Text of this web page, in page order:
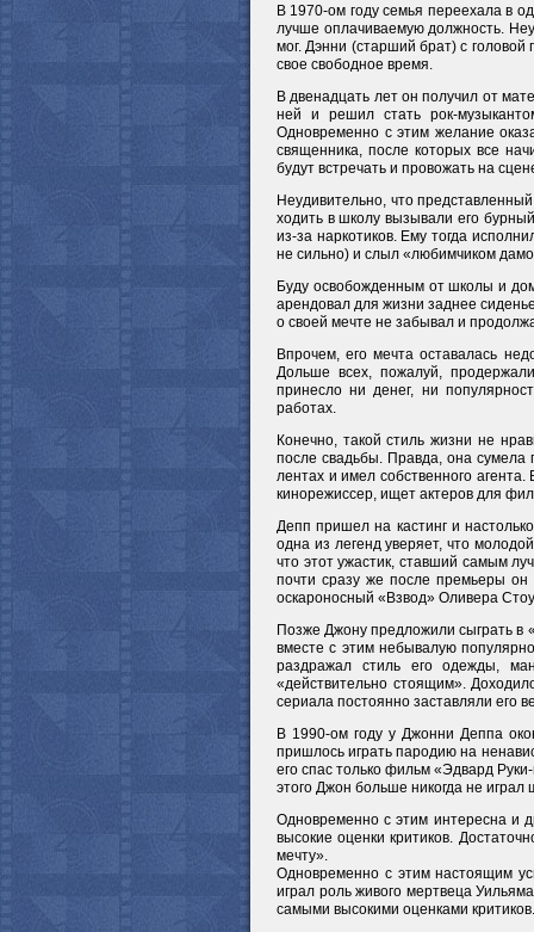
В 1970-ом году семья переехала в
лучше оплачиваемую должность.
мог. Дэнни (старший брат) с
свое свободное время.
В двенадцать лет он получил от
ней и решил стать рок-
Одновременно с этим желание
священника, после которых все
будут встречать и провожать на
Неудивительно, что
ходить в школу вызывали его
из-за наркотиков. Ему тогда
не сильно) и слыл «любимчиком
Буду освобожденным от школы и
арендовал для жизни заднее
о своей мечте не забывал и
Впрочем, его мечта оставалась
Дольше всех, пожалуй,
принесло ни денег, ни
работах.
Конечно, такой стиль жизни не
после свадьбы. Правда, она сумела
лентах и имел собственного
кинорежиссер, ищет актеров для
Депп пришел на кастинг и
одна из легенд уверяет, что
что этот ужастик, ставший самым
почти сразу же после премьеры
оскароносный «Взвод» Оливера
Позже Джону предложили сыграть в
вместе с этим небывалую
раздражал стиль его одежды,
«действительно стоящим».
сериала постоянно заставляли его
В 1990-ом году у Джонни Деппа
пришлось играть пародию на
его спас только фильм «Эдвард
этого Джон больше никогда не
Одновременно с этим интересна и
высокие оценки критиков.
мечту».
Одновременно с этим настоящим
играл роль живого мертвеца
самыми высокими оценками критиков.